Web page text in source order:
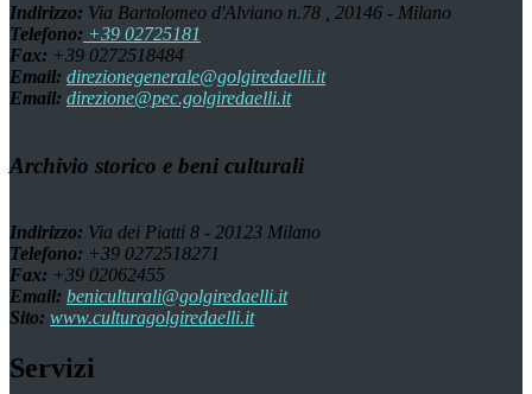
Indirizzo: Via Bartolomeo d'Alviano n.78 , 20146 - Milano
Telefono: +39 02725181
Fax: +39 0272518484
Email: direzionegenerale@golgiredaelli.it
Email: direzione@pec.golgiredaelli.it
Archivio storico e beni culturali
Indirizzo: Via dei Piatti 8 - 20123 Milano
Telefono: +39 0272518271
Fax: +39 02062455
Email: beniculturali@golgiredaelli.it
Sito: www.culturagolgiredaelli.it
Servizi